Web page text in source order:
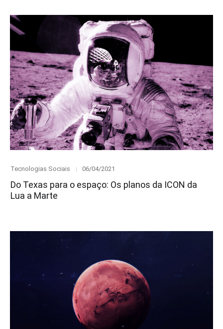
Category
Tecnologias Sociais
Posted
06/04/2021
Do Texas para o espaço: Os planos da ICON da
Lua a Marte